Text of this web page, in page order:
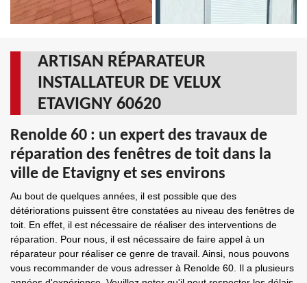
ARTISAN RÉPARATEUR
INSTALLATEUR DE VELUX
ETAVIGNY 60620
Renolde 60 : un expert des travaux de
réparation des fenêtres de toit dans la
ville de Etavigny et ses environs
Au bout de quelques années, il est possible que des
détériorations puissent être constatées au niveau des fenêtres de
toit. En effet, il est nécessaire de réaliser des interventions de
réparation. Pour nous, il est nécessaire de faire appel à un
réparateur pour réaliser ce genre de travail. Ainsi, nous pouvons
vous recommander de vous adresser à Renolde 60. Il a plusieurs